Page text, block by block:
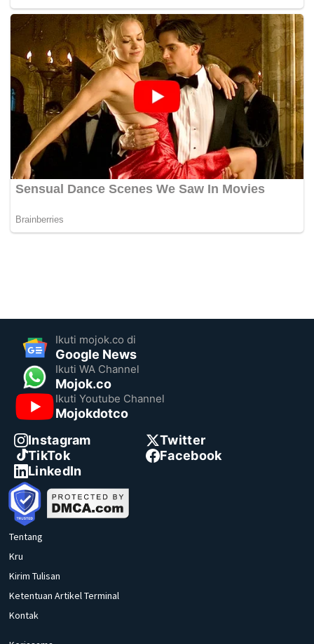
Ikuti mojok.co di
Google News
Ikuti WA Channel
Mojok.co
Ikuti Youtube Channel
Mojokdotco
Instagram
Twitter
TikTok
Facebook
LinkedIn
Tentang
Kru
Kirim Tulisan
Ketentuan Artikel Terminal
Kontak